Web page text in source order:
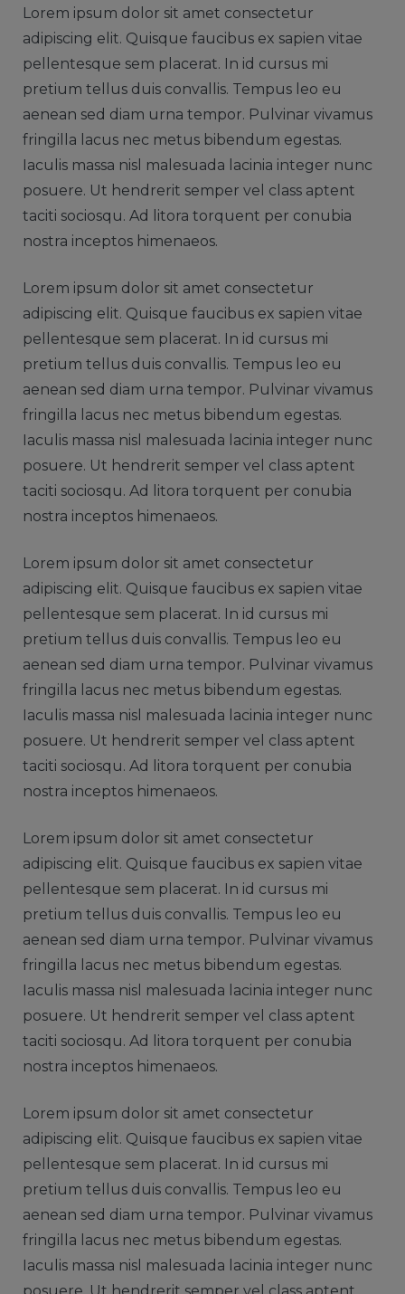
Lorem ipsum dolor sit amet consectetur
adipiscing elit. Quisque faucibus ex sapien vitae
pellentesque sem placerat. In id cursus mi
pretium tellus duis convallis. Tempus leo eu
aenean sed diam urna tempor. Pulvinar vivamus
fringilla lacus nec metus bibendum egestas.
Iaculis massa nisl malesuada lacinia integer nunc
posuere. Ut hendrerit semper vel class aptent
taciti sociosqu. Ad litora torquent per conubia
nostra inceptos himenaeos.
Lorem ipsum dolor sit amet consectetur
adipiscing elit. Quisque faucibus ex sapien vitae
pellentesque sem placerat. In id cursus mi
pretium tellus duis convallis. Tempus leo eu
aenean sed diam urna tempor. Pulvinar vivamus
fringilla lacus nec metus bibendum egestas.
Iaculis massa nisl malesuada lacinia integer nunc
posuere. Ut hendrerit semper vel class aptent
taciti sociosqu. Ad litora torquent per conubia
nostra inceptos himenaeos.
Lorem ipsum dolor sit amet consectetur
adipiscing elit. Quisque faucibus ex sapien vitae
pellentesque sem placerat. In id cursus mi
pretium tellus duis convallis. Tempus leo eu
aenean sed diam urna tempor. Pulvinar vivamus
fringilla lacus nec metus bibendum egestas.
Iaculis massa nisl malesuada lacinia integer nunc
posuere. Ut hendrerit semper vel class aptent
taciti sociosqu. Ad litora torquent per conubia
nostra inceptos himenaeos.
Lorem ipsum dolor sit amet consectetur
adipiscing elit. Quisque faucibus ex sapien vitae
pellentesque sem placerat. In id cursus mi
pretium tellus duis convallis. Tempus leo eu
aenean sed diam urna tempor. Pulvinar vivamus
fringilla lacus nec metus bibendum egestas.
Iaculis massa nisl malesuada lacinia integer nunc
posuere. Ut hendrerit semper vel class aptent
taciti sociosqu. Ad litora torquent per conubia
nostra inceptos himenaeos.
Lorem ipsum dolor sit amet consectetur
adipiscing elit. Quisque faucibus ex sapien vitae
pellentesque sem placerat. In id cursus mi
pretium tellus duis convallis. Tempus leo eu
aenean sed diam urna tempor. Pulvinar vivamus
fringilla lacus nec metus bibendum egestas.
Iaculis massa nisl malesuada lacinia integer nunc